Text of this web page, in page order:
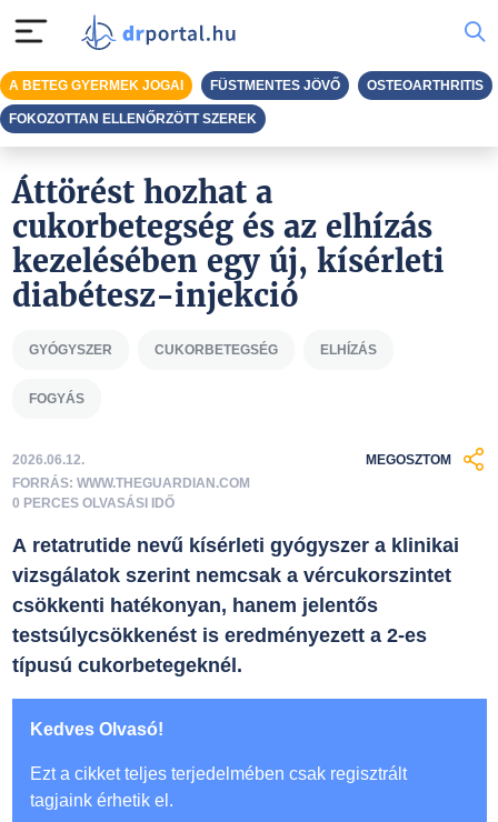
Áttörést hozhat a
cukorbetegség és az elhízás
kezelésében egy új, kísérleti
diabétesz-injekció
GYÓGYSZER CUKORBETEGSÉG ELHÍZÁS
FOGYÁS
2026.06.12.
FORRÁS: WWW.THEGUARDIAN.COM
0 PERCES OLVASÁSI IDŐ
MEGOSZTOM
A retatrutide nevű kísérleti gyógyszer a klinikai
vizsgálatok szerint nemcsak a vércukorszintet
csökkenti hatékonyan, hanem jelentős
testsúlycsökkenést is eredményezett a 2-es
típusú cukorbetegeknél.
Kedves Olvasó!
Ezt a cikket teljes terjedelmében csak regisztrált
tagjaink érhetik el.
A BETEG GYERMEK JOGAI FÜSTMENTES JÖVŐ OSTEOARTHRITIS
FOKOZOTTAN ELLENŐRZÖTT SZEREK